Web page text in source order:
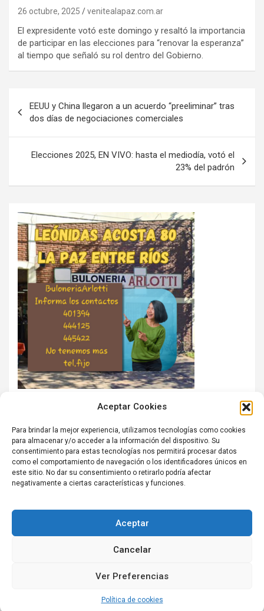
Aceptar Cookies
Para brindar la mejor experiencia, utilizamos tecnologías como cookies
para almacenar y/o acceder a la información del dispositivo. Su
consentimiento para estas tecnologías nos permitirá procesar datos
como el comportamiento de navegación o los identificadores únicos en
este sitio. No dar su consentimiento o retirarlo podría afectar
negativamente a ciertas características y funciones.
Aceptar
Cancelar
Ver Preferencias
Política de cookies
26 octubre, 2025 venitealapaz.com.ar
El expresidente votó este domingo y resaltó la importancia
de participar en las elecciones para “renovar la esperanza”
al tiempo que señaló su rol dentro del Gobierno.
de
entradas
EEUU y China llegaron a un acuerdo “preeliminar” tras
dos días de negociaciones comerciales
Elecciones 2025, EN VIVO: hasta el mediodía, votó el
23% del padrón